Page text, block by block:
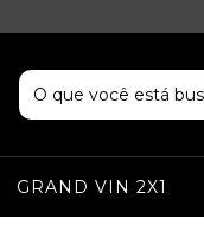
GRAND VIN 2X1